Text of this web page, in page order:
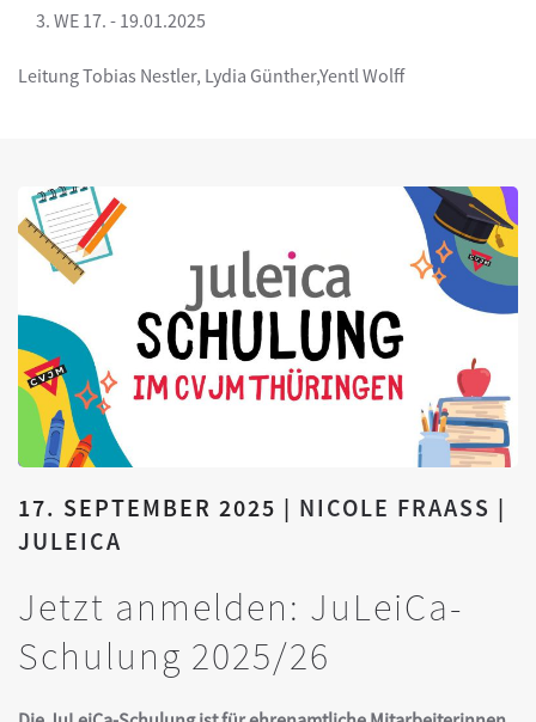
WE 17. - 19.01.2025
Leitung Tobias Nestler, Lydia Günther,Yentl Wolff
17. SEPTEMBER 2025 | NICOLE FRAASS
|
JULEICA
Jetzt anmelden: JuLeiCa-
Schulung 2025/26